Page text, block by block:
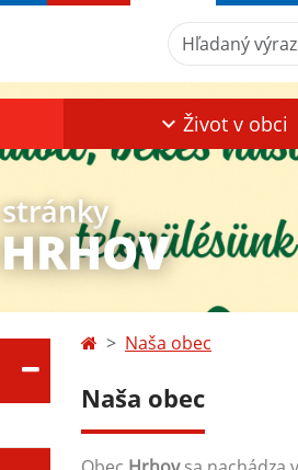
Hľadaný výraz...
Život v obci
Naša obec
Naša obec